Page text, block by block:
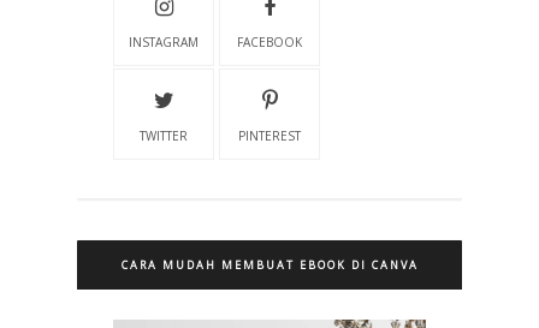
INSTAGRAM FACEBOOK
TWITTER PINTEREST
CARA MUDAH MEMBUAT EBOOK DI CANVA